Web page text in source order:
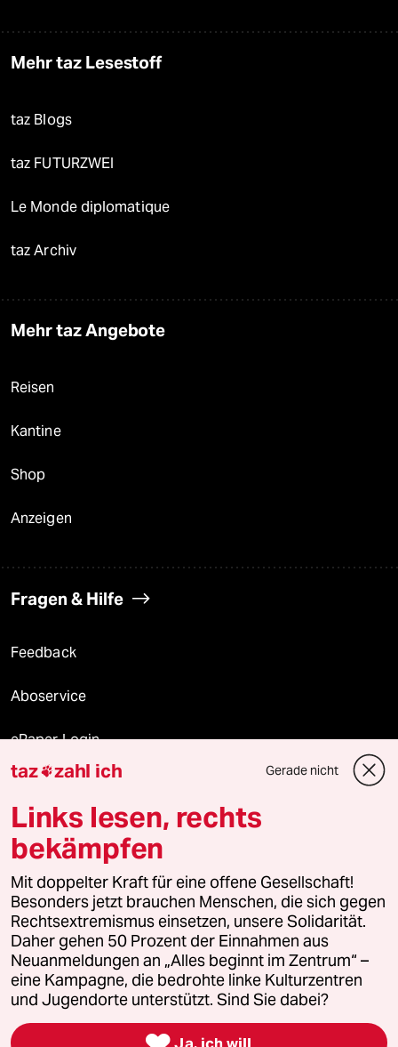
Mehr taz Lesestoff
taz Blogs
taz FUTURZWEI
Le Monde diplomatique
taz Archiv
Mehr taz Angebote
Reisen
Kantine
Shop
Anzeigen
Fragen & Hilfe
Feedback
Aboservice
ePaper Login
Downloads für Abonnierende
© 2026 taz Verlags und Vertriebs GmbH
Alle Rechte vorbehalten. Bei rechtlichen Fragen oder für Genehmigungen
wenden Sie sich bitte an
lizenzen@taz.de
Feedback Redaktionsstatut Kommune-Richtlinien
Leitlinie Informant Datenschutz Impressum AGB
Seitenwende Einwilligungen widerrufen (Ads)
taz zahl ich Gerade nicht
Links lesen, rechts
bekämpfen
Mit doppelter Kraft für eine offene Gesellschaft!
Besonders jetzt brauchen Menschen, die sich gegen
Rechtsextremismus einsetzen, unsere Solidarität.
Daher gehen 50 Prozent der Einnahmen aus
Neuanmeldungen an „Alles beginnt im Zentrum“ –
eine Kampagne, die bedrohte linke Kulturzentren
und Jugendorte unterstützt. Sind Sie dabei?
Ja, ich will